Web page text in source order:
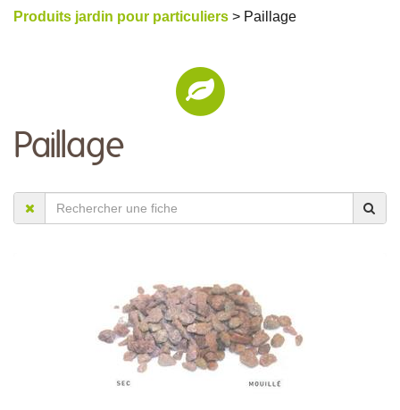
Produits jardin pour particuliers > Paillage
Paillage